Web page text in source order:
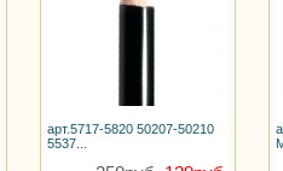
арт.5717-5820 50207-50210
5537...